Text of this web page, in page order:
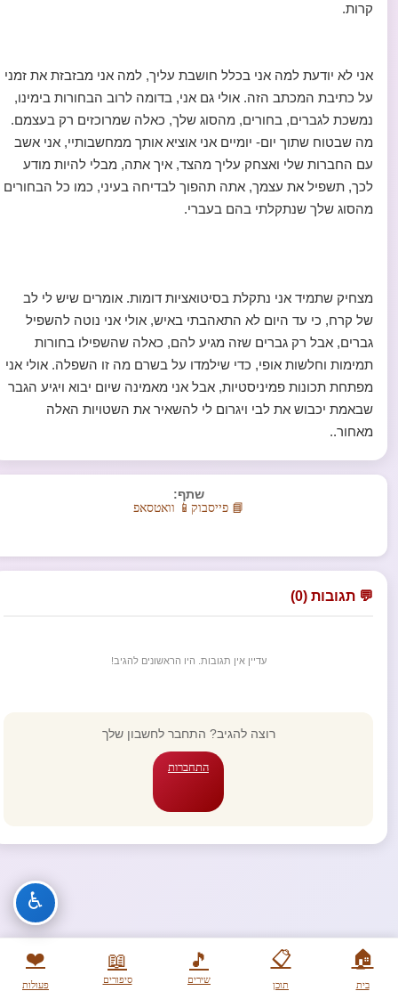
🏠
בית
📋
תוכן
🎵
שירים
📖
סיפורים
❤️
פעולות
קרות.
אני לא יודעת למה אני בכלל חושבת עליך, למה אני מבזבזת את זמני
על כתיבת המכתב הזה. אולי גם אני, בדומה לרוב הבחורות בימינו,
נמשכת לגברים, בחורים, מהסוג שלך, כאלה שמרוכזים רק בעצמם.
מה שבטוח שתוך יום- יומיים אני אוציא אותך ממחשבותיי, אני אשב
עם החברות שלי ואצחק עליך מהצד, איך אתה, מבלי להיות מודע
לכך, תשפיל את עצמך, אתה תהפוך לבדיחה בעיני, כמו כל הבחורים
מהסוג שלך שנתקלתי בהם בעברי.
מצחיק שתמיד אני נתקלת בסיטואציות דומות. אומרים שיש לי לב
של קרח, כי עד היום לא התאהבתי באיש, אולי אני נוטה להשפיל
גברים, אבל רק גברים שזה מגיע להם, כאלה שהשפילו בחורות
תמימות וחלשות אופי, כדי שילמדו על בשרם מה זו השפלה. אולי אני
מפתחת תכונות פמיניסטיות, אבל אני מאמינה שיום יבוא ויגיע הגבר
שבאמת יכבוש את לבי ויגרום לי להשאיר את השטויות האלה
מאחור..
שתף:
📘 פייסבוק 📱 וואטסאפ
💬 תגובות (0)
עדיין אין תגובות. היו הראשונים להגיב!
רוצה להגיב? התחבר לחשבון שלך
התחברות
♿